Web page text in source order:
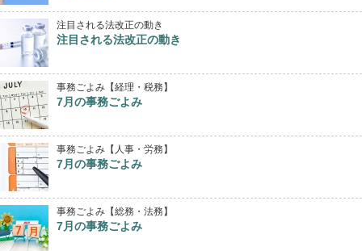
注目される法改正の動き
注目される法改正の動き
事務ごよみ【経理・税務】
7月の事務ごよみ
事務ごよみ【人事・労務】
7月の事務ごよみ
事務ごよみ【総務・法務】
7月の事務ごよみ